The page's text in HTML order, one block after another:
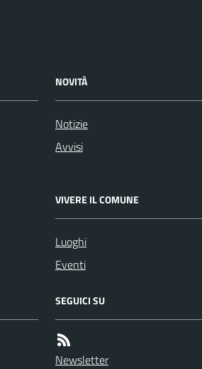
NOVITÀ
Notizie
Avvisi
VIVERE IL COMUNE
Luoghi
Eventi
SEGUICI SU
Newsletter